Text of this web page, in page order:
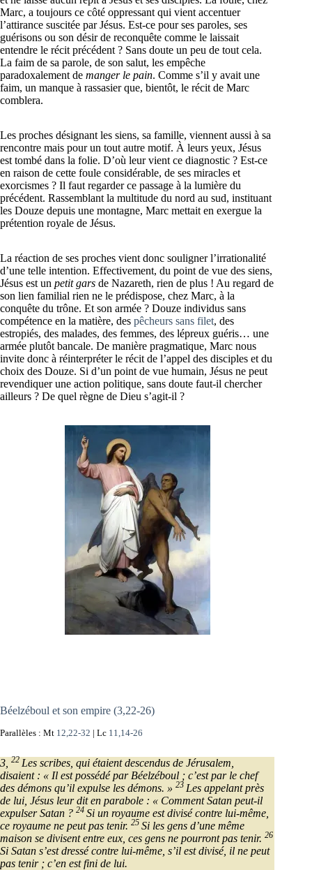
Marc, a toujours ce côté oppressant qui vient accentuer
l’attirance suscitée par Jésus. Est-ce pour ses paroles, ses
guérisons ou son désir de reconquête comme le laissait
entendre le récit précédent ? Sans doute un peu de tout cela.
La faim de sa parole, de son salut, les empêche
paradoxalement de manger le pain. Comme s’il y avait une
faim, un manque à rassasier que, bientôt, le récit de Marc
comblera.
Les proches désignant les siens, sa famille, viennent aussi à sa
rencontre mais pour un tout autre motif. À leurs yeux, Jésus
est tombé dans la folie. D’où leur vient ce diagnostic ? Est-ce
en raison de cette foule considérable, de ses miracles et
exorcismes ? Il faut regarder ce passage à la lumière du
précédent. Rassemblant la multitude du nord au sud, instituant
les Douze depuis une montagne, Marc mettait en exergue la
prétention royale de Jésus.
La réaction de ses proches vient donc souligner l’irrationalité
d’une telle intention. Effectivement, du point de vue des siens,
Jésus est un petit gars de Nazareth, rien de plus ! Au regard de
son lien familial rien ne le prédispose, chez Marc, à la
conquête du trône. Et son armée ? Douze individus sans
compétence en la matière, des pêcheurs sans filet, des
estropiés, des malades, des femmes, des lépreux guéris… une
armée plutôt bancale. De manière pragmatique, Marc nous
invite donc à réinterpréter le récit de l’appel des disciples et du
choix des Douze. Si d’un point de vue humain, Jésus ne peut
revendiquer une action politique, sans doute faut-il chercher
ailleurs ? De quel règne de Dieu s’agit-il ?
Béelzéboul et son empire (3,22-26)
Parallèles : Mt 12,22-32 | Lc 11,14-26
3, 22Les scribes, qui étaient descendus de Jérusalem,
disaient : « Il est possédé par Béelzéboul ; c’est par le chef
des démons qu’il expulse les démons. » 23 Les appelant près
de lui, Jésus leur dit en parabole : « Comment Satan peut-il
expulser Satan ? 24 Si un royaume est divisé contre lui-même,
ce royaume ne peut pas tenir. 25 Si les gens d’une même
maison se divisent entre eux, ces gens ne pourront pas tenir. 26
Si Satan s’est dressé contre lui-même, s’il est divisé, il ne peut
pas tenir ; c’en est fini de lui.